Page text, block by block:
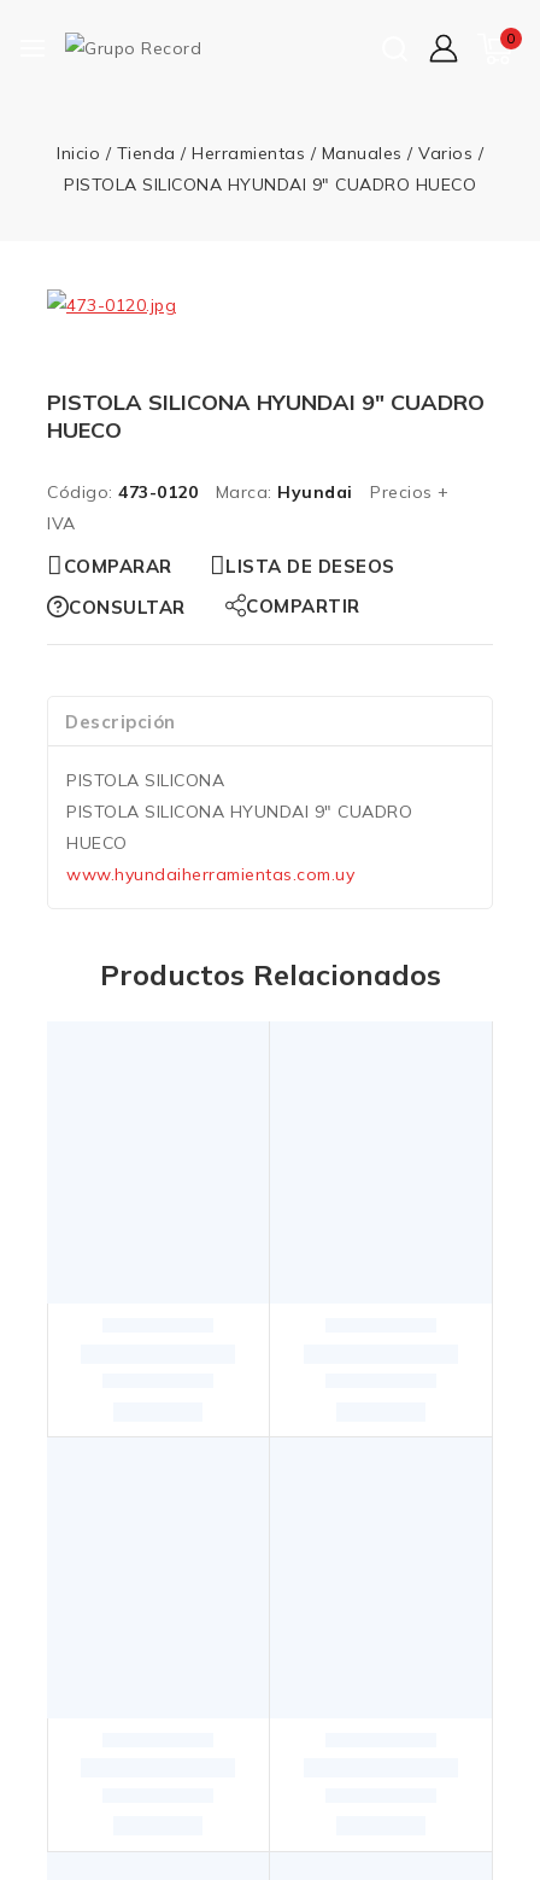
0
Inicio / Tienda / Herramientas / Manuales / Varios /
PISTOLA SILICONA HYUNDAI 9″ CUADRO HUECO
PISTOLA SILICONA HYUNDAI 9″ CUADRO
HUECO
Código: 473-0120 Marca: Hyundai Precios +
IVA
COMPARAR
LISTA DE DESEOS
CONSULTAR
COMPARTIR
Descripción
PISTOLA SILICONA
PISTOLA SILICONA HYUNDAI 9″ CUADRO
HUECO
www.hyundaiherramientas.com.uy
Productos Relacionados